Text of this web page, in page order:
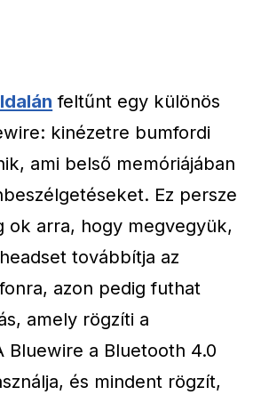
feltűnt egy különös
kinézetre bumfordi
ami belső memóriájában
Ez persze
ok arra, hogy megvegyük,
továbbítja az
azon pedig futhat
amely rögzíti a
Bluewire a Bluetooth 4.0
és mindent rögzít,